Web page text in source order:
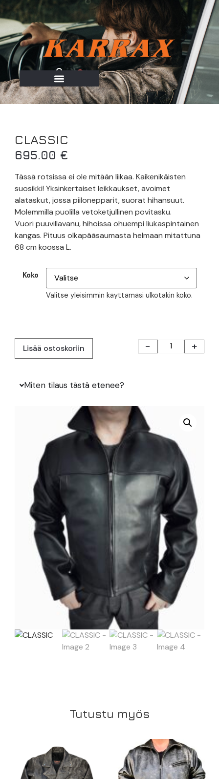
CLASSIC
695.00 €
Tässä rotsissa ei ole mitään liikaa. Kaikenikäisten
suosikki! Yksinkertaiset leikkaukset, avoimet
alataskut, jossa piilonepparit, suorat hihansuut.
Molemmilla puolilla vetoketjullinen povitasku.
Vuori puuvillavanu, hihoissa ohuempi liukaspintainen
kangas. Pituus olkapääsaumasta helmaan mitattuna
68 cm koossa L.
Koko
Valitse yleisimmin käyttämäsi ulkotakin koko.
- +
Lisää ostoskoriin
Miten tilaus tästä etenee?
Tutustu myös